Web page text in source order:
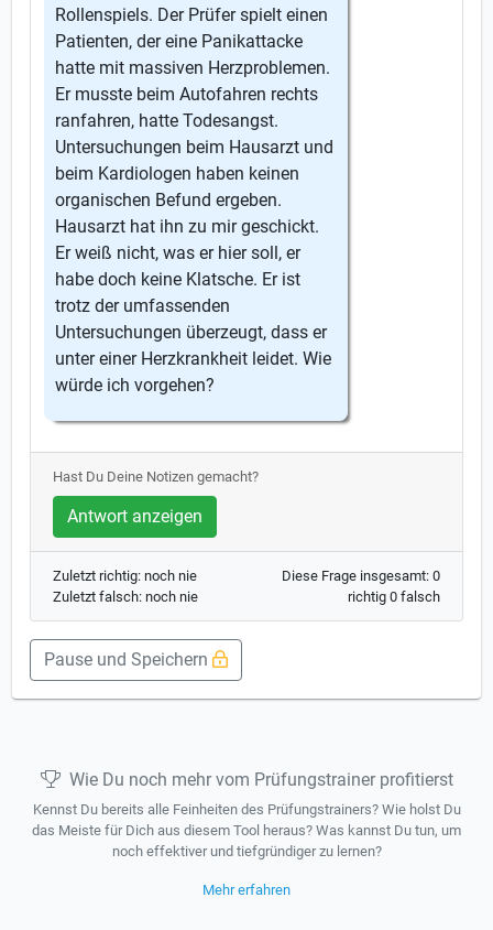
Rollenspiels. Der Prüfer spielt einen
Patienten, der eine Panikattacke
hatte mit massiven Herzproblemen.
Er musste beim Autofahren rechts
ranfahren, hatte Todesangst.
Untersuchungen beim Hausarzt und
beim Kardiologen haben keinen
organischen Befund ergeben.
Hausarzt hat ihn zu mir geschickt.
Er weiß nicht, was er hier soll, er
habe doch keine Klatsche. Er ist
trotz der umfassenden
Untersuchungen überzeugt, dass er
unter einer Herzkrankheit leidet. Wie
würde ich vorgehen?
Hast Du Deine Notizen gemacht?
Antwort anzeigen
Zuletzt richtig: noch nie
Zuletzt falsch: noch nie
Diese Frage insgesamt: 0
richtig 0 falsch
Pause und Speichern
Wie Du noch mehr vom Prüfungstrainer profitierst
Kennst Du bereits alle Feinheiten des Prüfungstrainers? Wie holst Du
das Meiste für Dich aus diesem Tool heraus? Was kannst Du tun, um
noch effektiver und tiefgründiger zu lernen?
Mehr erfahren